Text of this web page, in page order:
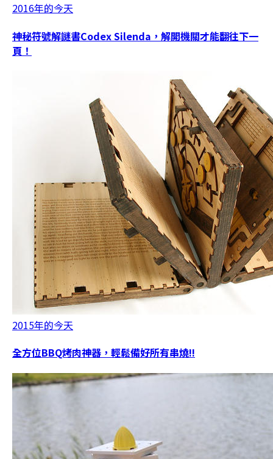
2016年的今天
神秘符號解謎書Codex Silenda，解開機關才能翻往下一
頁！
2015年的今天
全方位BBQ烤肉神器，輕鬆備好所有串燒!!